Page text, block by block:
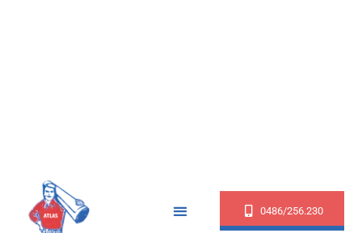
0486/256.230